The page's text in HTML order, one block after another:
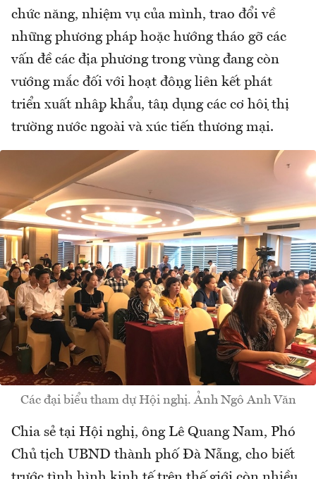
chức năng, nhiệm vụ của mình, trao đổi về
những phương pháp hoặc hướng tháo gỡ các
vấn đề các địa phương trong vùng đang còn
vướng mắc đối với hoạt động liên kết phát
triển xuất nhập khẩu, tận dụng các cơ hội thị
trường nước ngoài và xúc tiến thương mại.
Các đại biểu tham dự Hội nghị. Ảnh Ngô Anh Văn
Chia sẻ tại Hội nghị, ông Lê Quang Nam, Phó
Chủ tịch UBND thành phố Đà Nẵng, cho biết